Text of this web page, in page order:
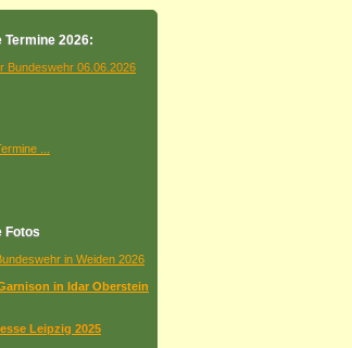
Termine 2026:
Bundeswehr 06.06.2026
...
Fotos
in Weiden 2026
in Idar Oberstein
Leipzig 2025